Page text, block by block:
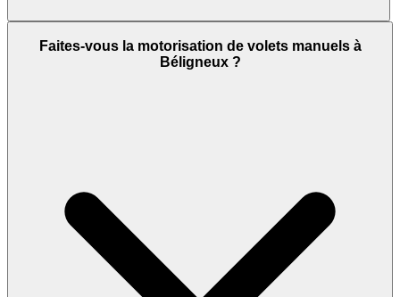
Faites-vous la motorisation de volets manuels à
Béligneux ?